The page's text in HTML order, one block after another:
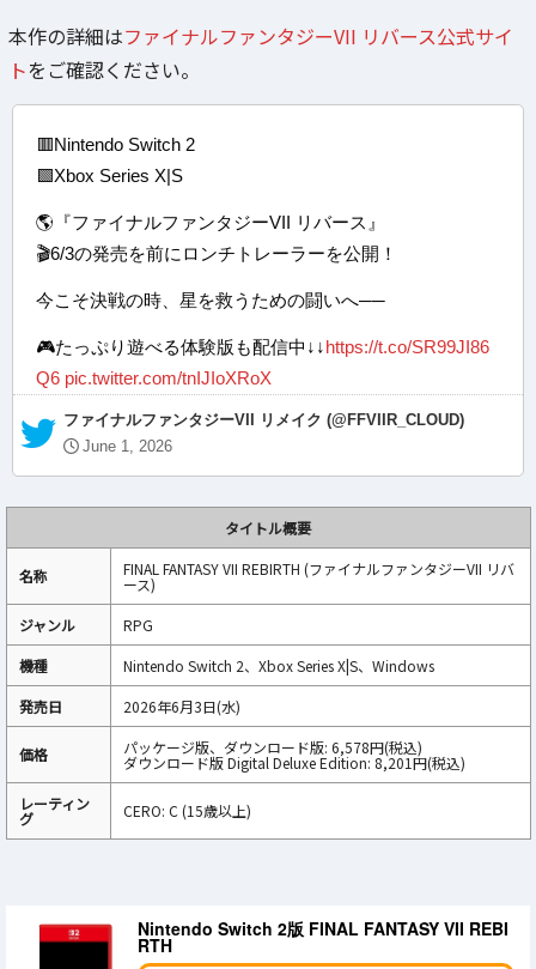
本作の詳細はファイナルファンタジーVII リバース公式サイ
トをご確認ください。
🟥Nintendo Switch 2
🟩Xbox Series X|S
🌎『ファイナルファンタジーVII リバース』
🎬6/3の発売を前にロンチトレーラーを公開！
今こそ決戦の時、星を救うための闘いへ──
🎮たっぷり遊べる体験版も配信中↓↓https://t.co/SR99JI86
Q6 pic.twitter.com/tnIJIoXRoX
— ファイナルファンタジーVII リメイク (@FFVIIR_CLOUD)
June 1, 2026
タイトル概要
名称 FINAL FANTASY VII REBIRTH (ファイナルファンタジーVII リバ
ース)
ジャンル
RPG
機種
Nintendo Switch 2、Xbox Series X|S、Windows
発売日
2026年6月3日(水)
価格 パッケージ版、ダウンロード版: 6,578円(税込)
ダウンロード版 Digital Deluxe Edition: 8,201円(税込)
レーティン
グ CERO: C (15歳以上)
Nintendo Switch 2版 FINAL FANTASY VII REBI
RTH